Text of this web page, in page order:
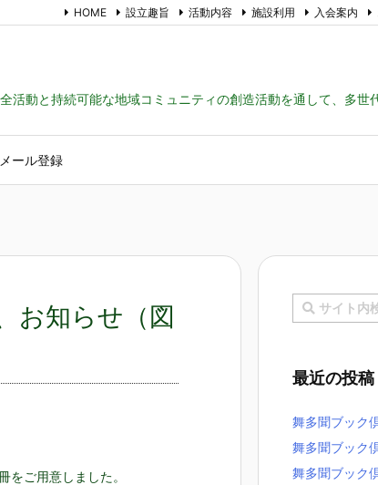
動と持続可能な地域コミュニティの創造活動を通して、多世
メール登録
HOME 設立趣旨 活動内容 施設利用 入会案内
お知らせ（図
をご用意しました。
最近の投稿
舞多聞ブック
舞多聞ブック
舞多聞ブック